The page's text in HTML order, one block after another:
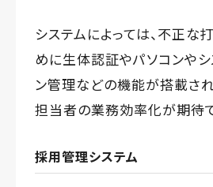
システムによっては、不正な
めに生体認証やパソコンや
ン管理などの機能が搭載さ
担当者の業務効率化が期待で
採用管理システム